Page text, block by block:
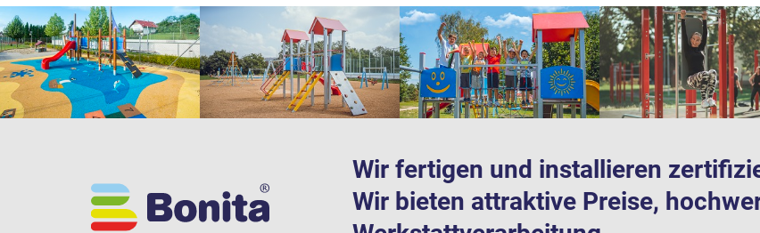
Wir fertigen und installieren
Wir bieten attraktive Preise,